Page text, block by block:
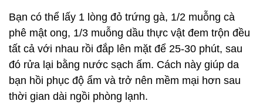
Bạn có thể lấy 1 lòng đỏ trứng gà, 1/2 muỗng cà
phê mật ong, 1/3 muỗng dầu thực vật đem trộn đều
tất cả với nhau rồi đắp lên mặt để 25-30 phút, sau
đó rửa lại bằng nước sạch ấm. Cách này giúp da
bạn hồi phục độ ẩm và trở nên mềm mại hơn sau
thời gian dài ngồi phòng lạnh.